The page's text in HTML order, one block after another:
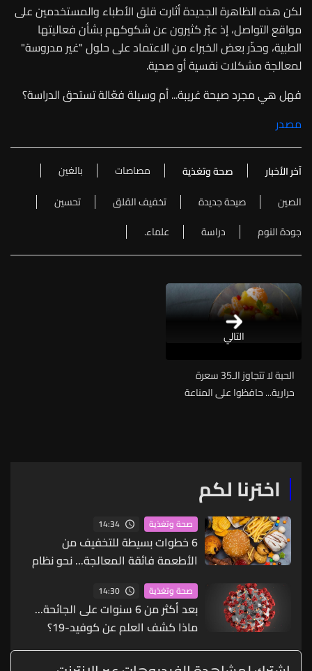
لكن هذه الظاهرة الجديدة أثارت قلق الأطباء والمستخدمين على
مواقع التواصل، إذ عبّر كثيرون عن شكوكهم بشأن فعاليتها
الطبية، وحذّر بعض الخبراء من الاعتماد على حلول "غير مدروسة"
لمعالجة مشكلات نفسية أو صحية.
فهل هي مجرد صيحة غريبة... أم وسيلة فعّالة تستحق الدراسة؟
مصدر
آخر الأخبار صحة وتغذية مصاصات
بالغين
الصين
صيحة جديدة تخفيف القلق
تحسين
جودة النوم
دراسة علماء.
التالي
الحبة لا تتجاوز الـ35 سعرة
حرارية... حافظوا على المناعة
اخترنا لكم
صحة وتغذية 14:34
6 خطوات بسيطة للتخفيف من
الأطعمة فائقة المعالجة... نحو نظام
غذائي أكثر صحة
صحة وتغذية 14:30
بعد أكثر من 6 سنوات على الجائحة...
ماذا كشف العلم عن كوفيد-19؟